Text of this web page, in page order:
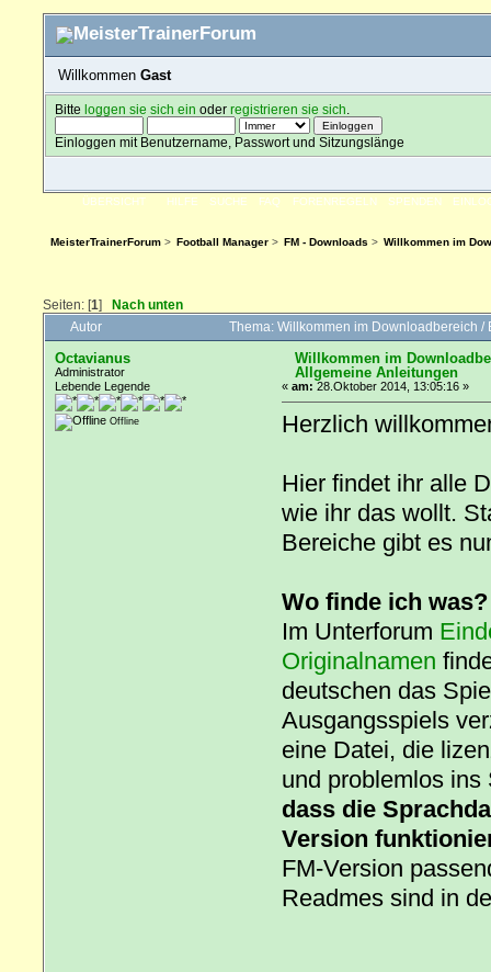
Willkommen Gast
Bitteloggen sie sich ein oderregistrieren sie sich
Einloggen mit Benutzername, Passwort und Sitzungslänge
ÜBERSICHT HILFE SUCHE FAQ FORENREGELN SPENDEN
MeisterTrainerForum> Football Manager> FM - Downloads > Willkommen im
Seiten: [1] Nach unten
Autor Thema: Willkommen im Downloadbereich
Octavianus
Administrator
Lebende Legende
Offline
Willkommen im
Allgemeine Anleitungen
« am: 28.Oktober 2014, 13:05:16 »
Herzlich
Hier findet ihr alle
wie ihr das wollt.
Bereiche gibt es
Wo finde ich was?
Im Unterforum
Originalnamen
deutschen das
Ausgangsspiels
eine Datei, die
und problemlos
dass die
Version
FM-Version
Readmes sind in